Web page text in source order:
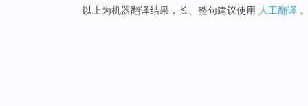
以上为机器翻译结果，长、整句建议使用 人工翻译